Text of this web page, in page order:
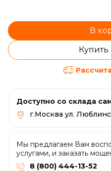
В
Купить
Доступно со склада
г.Москва ул.
Мы предлагаем Вам
услугами, и заказать
8 (800) 444-13-52